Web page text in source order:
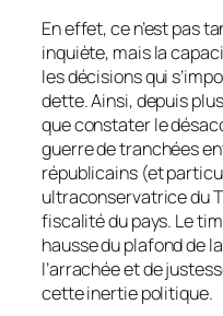
En effet, ce n’est pas
inquiète, mais la
les décisions qui
dette. Ainsi, depuis
que constater le
guerre de tranchées
républicains (et
ultraconservatrice du
fiscalité du pays. Le
hausse du plafond de
l’arrachée et de
cette inertie politique.